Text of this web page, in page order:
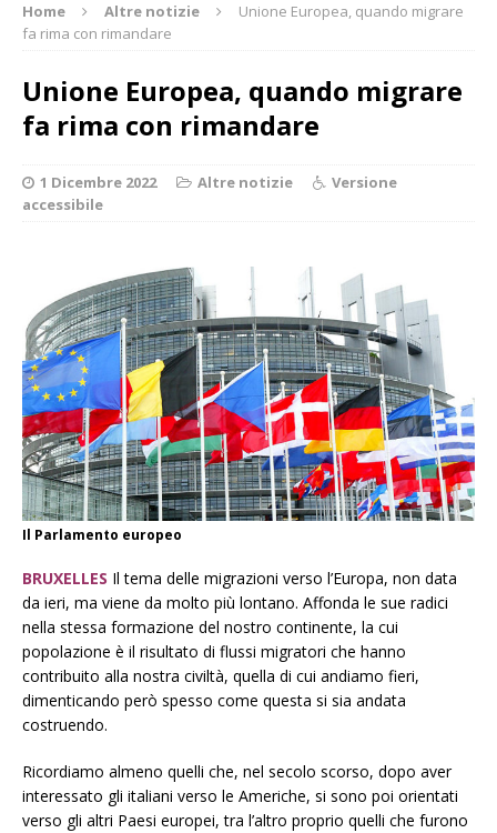
Home Altre notizie
Unione Europea, quando migrare
fa rima con rimandare
Unione Europea, quando migrare
fa rima con rimandare
1 Dicembre 2022 Altre notizie
Versione
accessibile
Il Parlamento europeo
BRUXELLES Il tema delle migrazioni verso l’Europa, non data
da ieri, ma viene da molto più lontano. Affonda le sue radici
nella stessa formazione del nostro continente, la cui
popolazione è il risultato di flussi migratori che hanno
contribuito alla nostra civiltà, quella di cui andiamo fieri,
dimenticando però spesso come questa si sia andata
costruendo.
Ricordiamo almeno quelli che, nel secolo scorso, dopo aver
interessato gli italiani verso le Americhe, si sono poi orientati
verso gli altri Paesi europei, tra l’altro proprio quelli che furono